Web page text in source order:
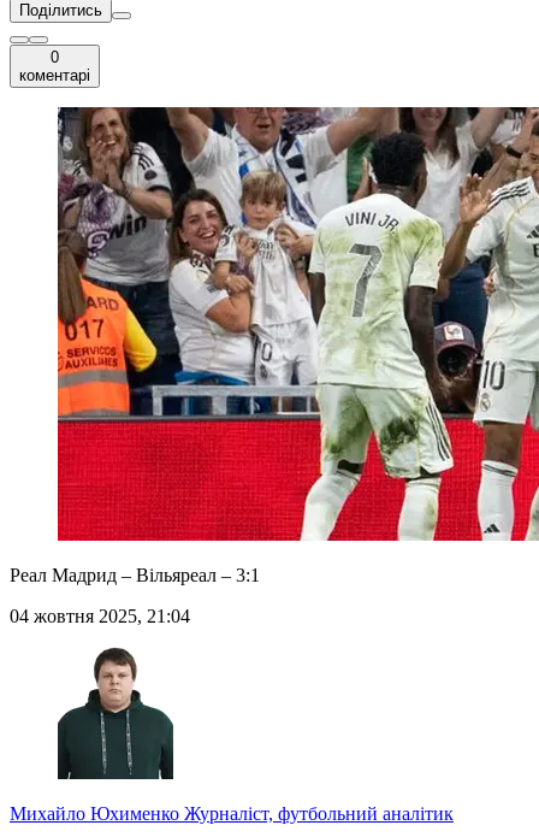
Поділитись
0
коментарі
Реал Мадрид – Вільяреал – 3:1
04 жовтня 2025, 21:04
Михайло Юхименко Журналіст, футбольний аналітик